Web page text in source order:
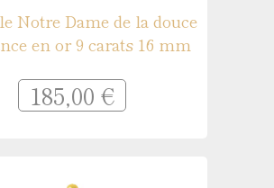
Notre Dame de la douce
en or 9 carats 16 mm
185,00 €